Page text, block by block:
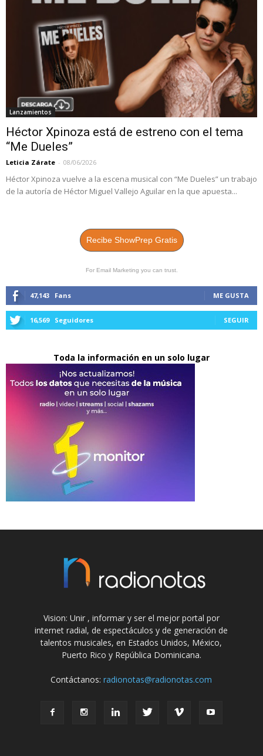
Lanzamientos
Héctor Xpinoza está de estreno con el tema
“Me Dueles”
Leticia Zárate - 08/06/2026
Héctor Xpinoza vuelve a la escena musical con “Me Dueles” un trabajo
de la autoría de Héctor Miguel Vallejo Aguilar en la que apuesta...
Recibe ShowPrep Gratis
For Email Marketing you can trust.
47,143 Fans ME GUSTA
16,569 Seguidores SEGUIR
Toda la información en un solo lugar
Vision: Unir , informar y ser el mejor portal por
internet radial, de espectáculos y de generación de
talentos musicales, en Estados Unidos, México,
Puerto Rico y República Dominicana.
Contáctanos:radionotas@radionotas.com